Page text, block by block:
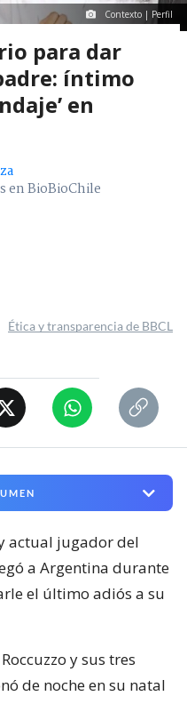
Contexto | Perfil
para dar
íntimo
en
en BioBioChile
Ética y transparencia de BBCL
actual jugador del
a Argentina durante
el último adiós a su
y sus tres
de noche en su natal